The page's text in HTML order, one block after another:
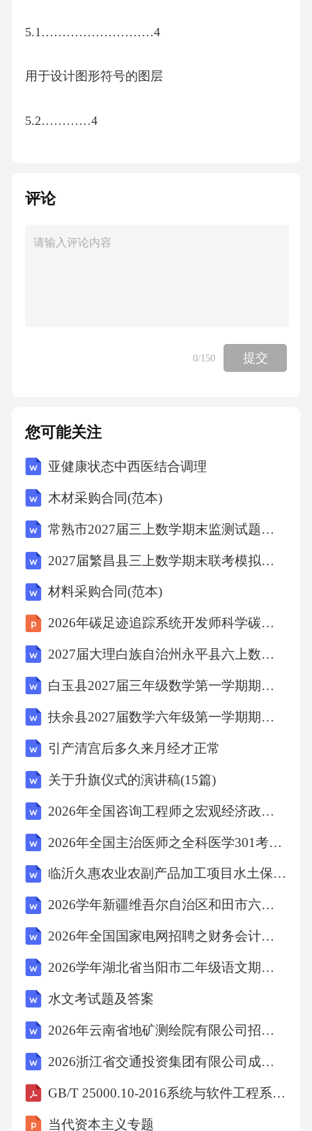
5.1………………………4
用于设计图形符号的图层
5.2…………4
5.3…………………4
简图用图形符号的设计过程
6……………5
简图用图形符号设计规则
7………………5
7.1……………5
线宽
7.2…………………5
直线和弧线
7.3…………………………6
图线末端类型
图线拐角类型
7.5………………………6
平行线之间的最小间距
7.6……………6
评论
0/150 提交
您可能关注
亚健康状态中西医结合调理
木材采购合同(范本)
常熟市2027届三上数学期末监测试题含解析
2027届繁昌县三上数学期末联考模拟试题含解析
材料采购合同(范本)
2026年碳足迹追踪系统开发师科学碳目标倡议参与与实施
2027届大理白族自治州永平县六上数学期末检测模拟试题含解析
白玉县2027届三年级数学第一学期期末调研试题含解析
扶余县2027届数学六年级第一学期期末达标检测模拟试题含解析
引产清宫后多久来月经才正常
关于升旗仪式的演讲稿(15篇)
2026年全国咨询工程师之宏观经济政策与发展规划考试高频题(附答案)
2026年全国主治医师之全科医学301考试高分特训题（附答案）
临沂久惠农业农副产品加工项目水土保持方案报告表
2026学年新疆维吾尔自治区和田市六年级数学期末深度自测黑金试题（详细参考解析）详细答案和解析
2026年全国国家电网招聘之财务会计类考试仿真模拟题附答案
2026学年湖北省当阳市二年级语文期末评估历年考试题（详细参考解析）详细答案和解析
水文考试题及答案
2026年云南省地矿测绘院有限公司招聘（37人）笔试备考试题及答案详解
2026浙江省交通投资集团有限公司成员单位中后台职能岗位（第二批）联合招聘15人笔试模拟试题及答案详解
GB/T 25000.10-2016系统与软件工程系统与软件质量要求和评价(SQuaRE)第10部分：系统与软件质量模型
当代资本主义专题